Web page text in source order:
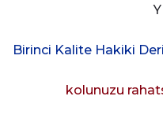
Birinci Kalite Hakiki
kolunuzu